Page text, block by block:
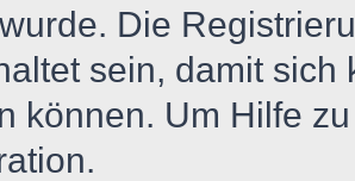
Die
sein, damit
können. Um Hilfe